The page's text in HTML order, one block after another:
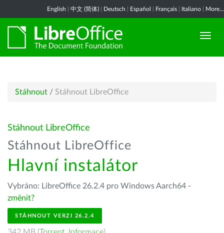
English 中文 (简体) Deutsch Español Français Italiano More...
Stáhnout / Stáhnout LibreOffice
Stáhnout LibreOffice
Stáhnout LibreOffice
Hlavní instalátor
Vybráno: LibreOffice 26.2.4 pro Windows Aarch64 -
změnit?
STÁHNOUT VERZI 26.2.4